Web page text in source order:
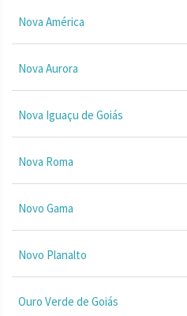
Nova América
Nova Aurora
Nova Iguaçu de Goiás
Nova Roma
Novo Gama
Novo Planalto
Ouro Verde de Goiás